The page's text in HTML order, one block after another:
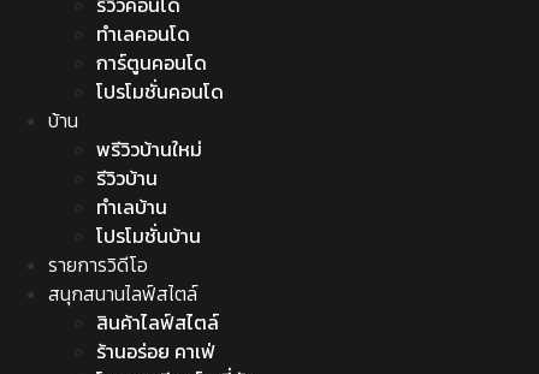
ทำเลคอนโด
การ์ตูนคอนโด
โปรโมชั่นคอนโด
บ้าน
พรีวิวบ้านใหม่
รีวิวบ้าน
ทำเลบ้าน
โปรโมชั่นบ้าน
รายการวิดีโอ
สนุกสนานไลฟ์สไตล์
สินค้าไลฟ์สไตล์
ร้านอร่อย คาเฟ่